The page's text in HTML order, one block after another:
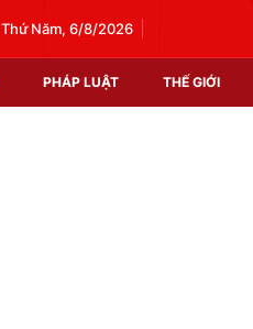
Thứ Năm, 6/8/2026
PHÁP LUẬT THẾ GIỚI